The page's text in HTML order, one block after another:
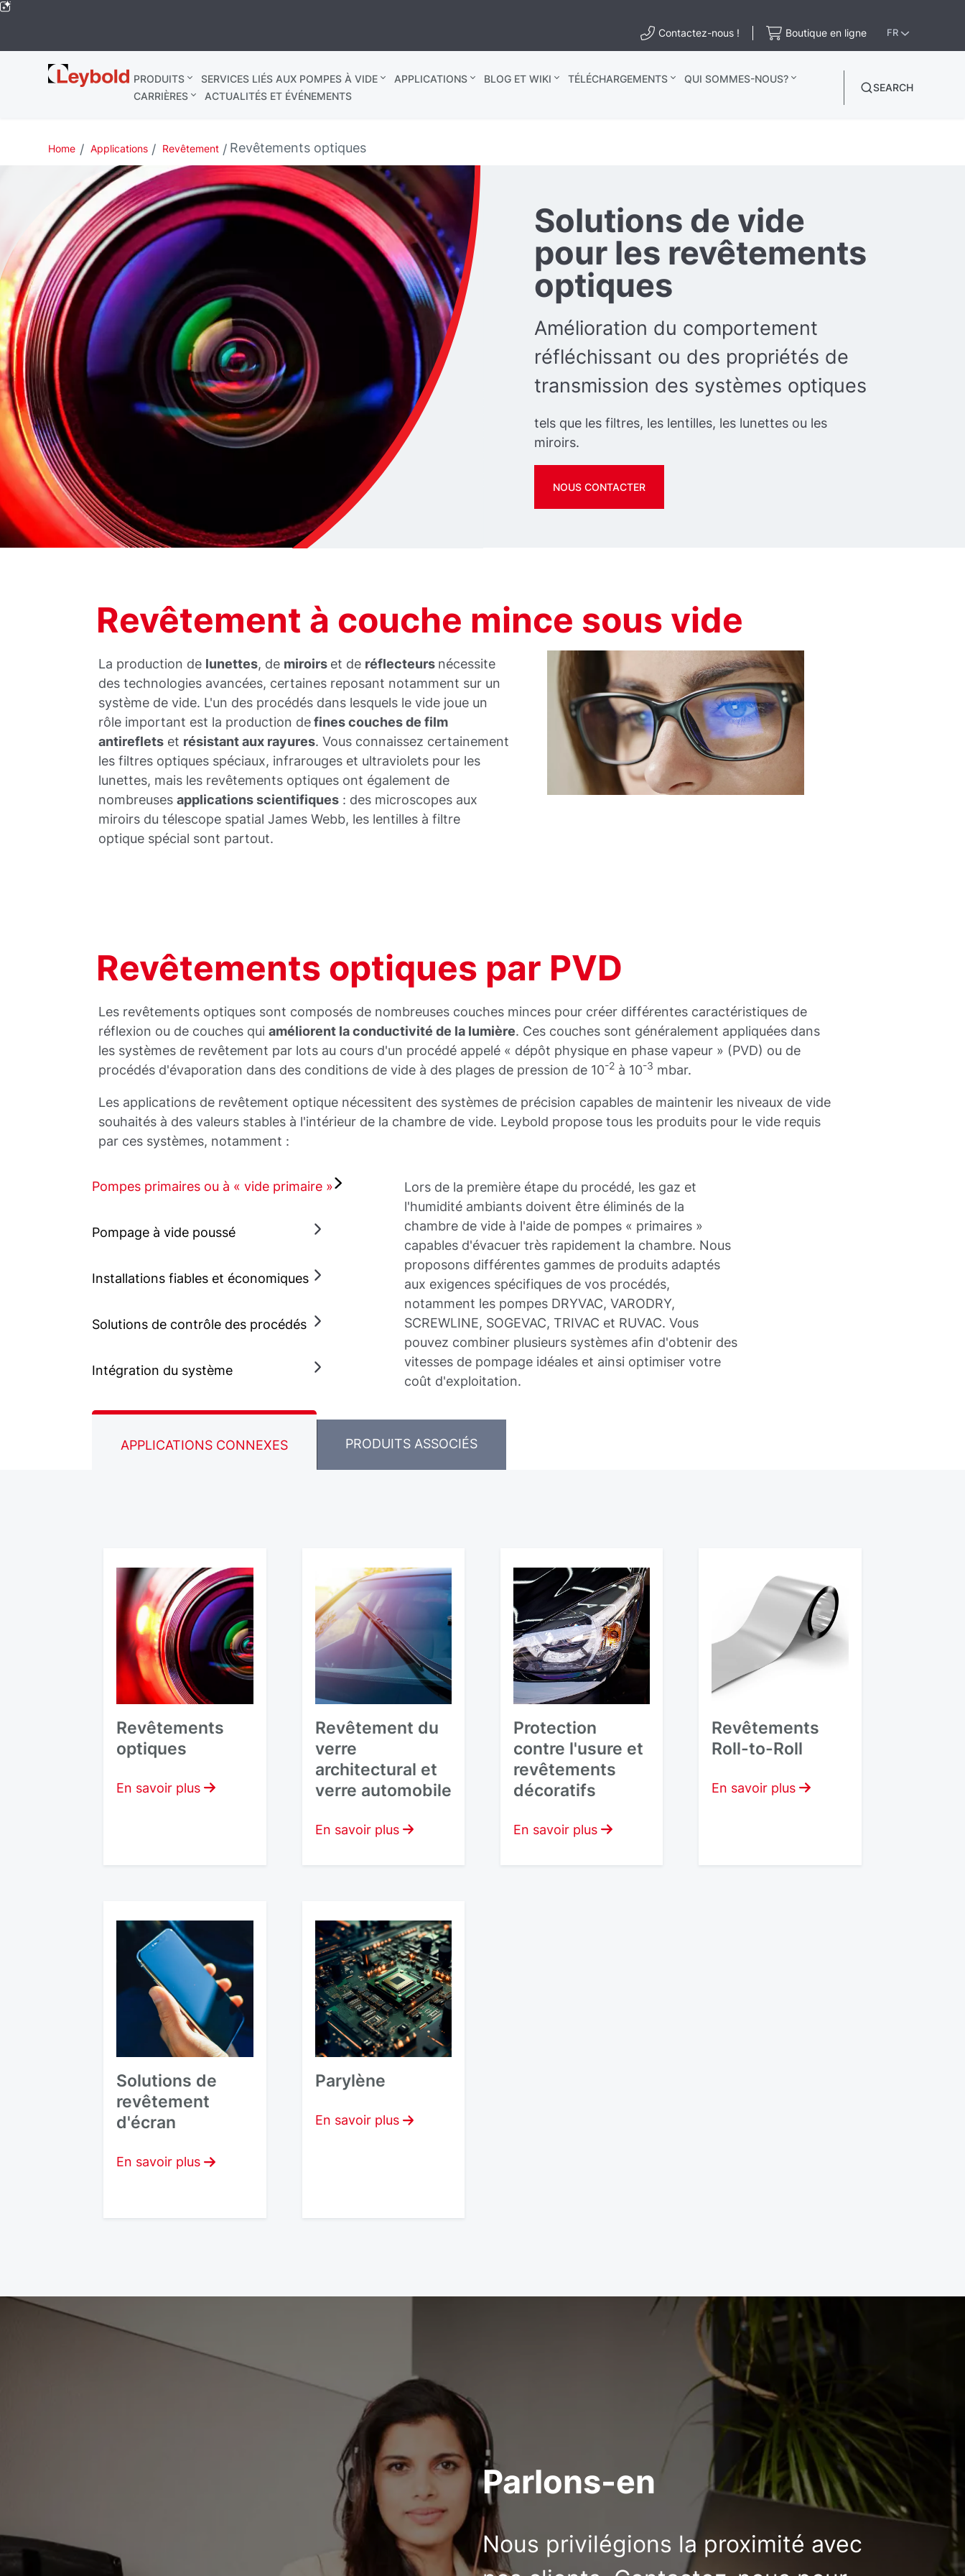
Contactez-nous ! Boutique en ligne FR
Leybold
Mondial
PRODUITS SERVICES LIÉS AUX POMPES À VIDE APPLICATIONS BLOG ET WIKI TÉLÉCHARGEMENTS
QUI SOMMES-NOUS?
CARRIÈRES
ACTUALITÉS ET ÉVÉNEMENTS
SEARCH
Home Applications Revêtement Revêtements optiques
Solutions de vide
pour les revêtements
optiques
Amélioration du comportement
réfléchissant ou des propriétés de
transmission des systèmes optiques
tels que les filtres, les lentilles, les lunettes ou les
miroirs.
NOUS CONTACTER
Revêtement à couche mince sous vide
La production de lunettes, de miroirs et de réflecteurs nécessite
des technologies avancées, certaines reposant notamment sur un
système de vide. L'un des procédés dans lesquels le vide joue un
rôle important est la production defines couches de film
antireflets et résistant aux rayures. Vous connaissez certainement
les filtres optiques spéciaux, infrarouges et ultraviolets pour les
lunettes, mais les revêtements optiques ont également de
nombreusesapplications scientifiques : des microscopes aux
miroirs du télescope spatial James Webb, les lentilles à filtre
optique spécial sont partout.
Revêtements optiques par PVD
Les revêtements optiques sont composés de nombreuses couches minces pour créer différentes caractéristiques de
réflexion ou de couches quiaméliorent la conductivité de la lumière. Ces couches sont généralement appliquées dans
les systèmes de revêtement par lots au cours d'un procédé appelé « dépôt physique en phase vapeur » (PVD) ou de
procédés d'évaporation dans des conditions de vide à des plages de pression de 10-2 à 10-3 mbar.
Les applications de revêtement optique nécessitent des systèmes de précision capables de maintenir les niveaux de vide
souhaités à des valeurs stables à l'intérieur de la chambre de vide. Leybold propose tous les produits pour le vide requis
par ces systèmes, notamment :
Pompes primaires ou à « vide primaire »
Pompage à vide poussé
Installations fiables et économiques
Solutions de contrôle des procédés
Intégration du système
Lors de la première étape du procédé, les gaz et
l'humidité ambiants doivent être éliminés de la
chambre de vide à l'aide de pompes « primaires »
capables d'évacuer très rapidement la chambre. Nous
proposons différentes gammes de produits adaptés
aux exigences spécifiques de vos procédés,
notamment les pompes DRYVAC, VARODRY,
SCREWLINE, SOGEVAC, TRIVAC et RUVAC. Vous
pouvez combiner plusieurs systèmes afin d'obtenir des
vitesses de pompage idéales et ainsi optimiser votre
coût d'exploitation.
APPLICATIONS CONNEXES PRODUITS ASSOCIÉS
Revêtements
optiques
En savoir plus
Revêtement du
verre
architectural et
verre automobile
En savoir plus
Protection
contre l'usure et
revêtements
décoratifs
En savoir plus
Revêtements
Roll-to-Roll
En savoir plus
Solutions de
revêtement
d'écran
En savoir plus
Parylène
En savoir plus
Parlons-en
Nous privilégions la proximité avec